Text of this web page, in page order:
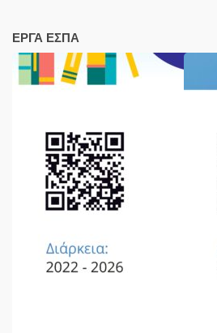
ΕΡΓΑ ΕΣΠΑ